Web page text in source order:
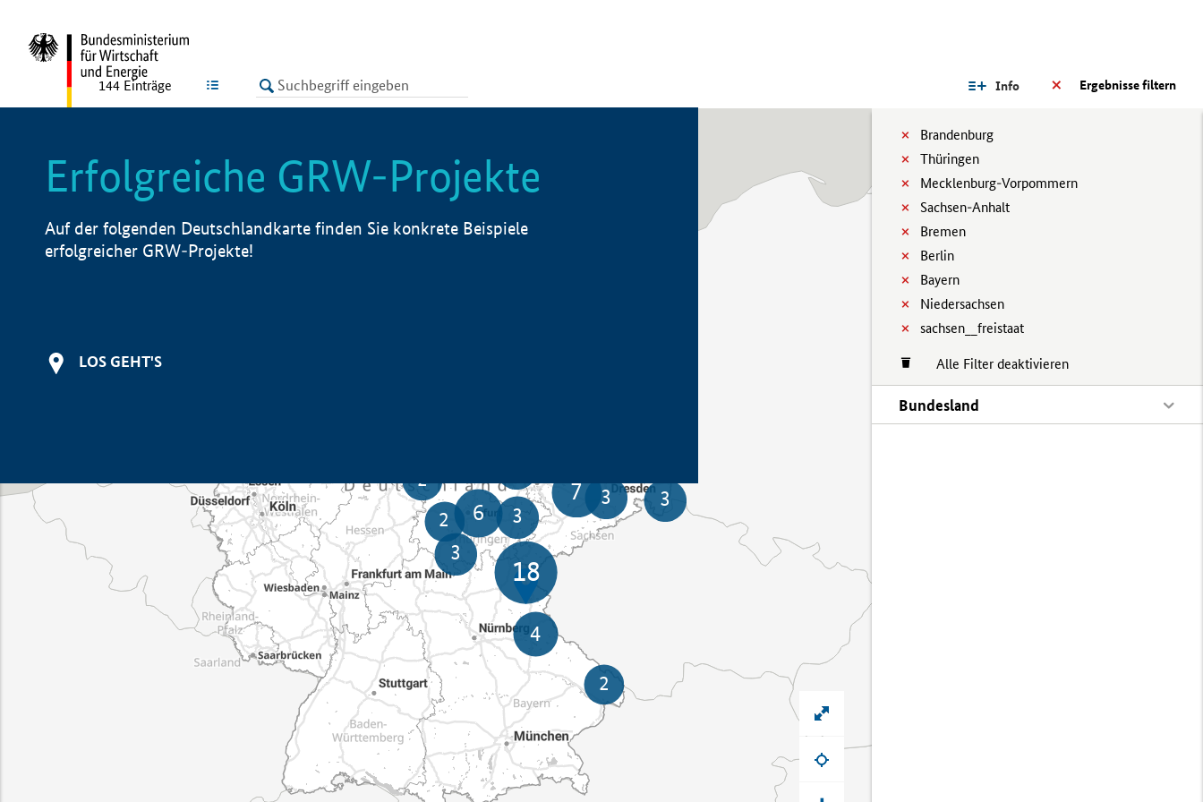
LISTE Ergebnisse filtern
Info
Brandenburg
Thüringen
Mecklenburg-Vorpommern
Sachsen-Anhalt
Bremen
Berlin
Bayern
Niedersachsen
sachsen__freistaat
Alle Filter deaktivieren
Bundesland
144 Einträge
Erfolgreiche GRW-Projekte
Auf der folgenden Deutschlandkarte finden Sie konkrete Beispiele
erfolgreicher GRW-Projekte!
LOS GEHT'S